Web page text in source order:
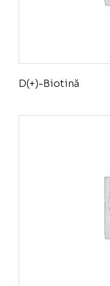
D(+)-Biotină